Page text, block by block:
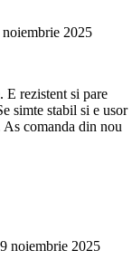
noiembrie 2025
E rezistent si pare
simte stabil si e usor
comanda din nou
noiembrie 2025